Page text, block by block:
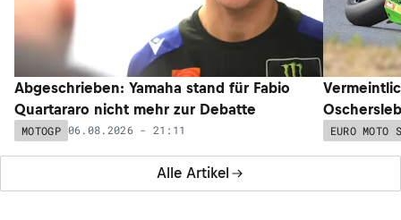
Alle Artikel
Abgeschrieben: Yamaha stand für Fabio
Quartararo nicht mehr zur Debatte
MOTOGP 06.08.2026 - 21:11 EURO MOTO